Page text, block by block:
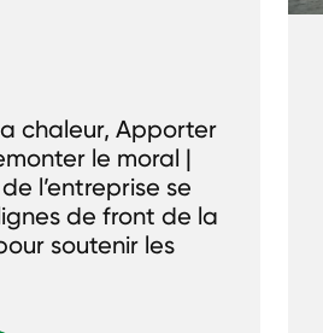
chaleur, Apporter
le moral |
l’entreprise se
de front de la
soutenir les